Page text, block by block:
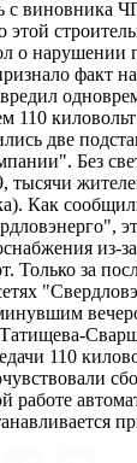
с виновника
этой
о нарушении
факт
110
две
Без
тысячи
Как
из-
Только за
110
работе